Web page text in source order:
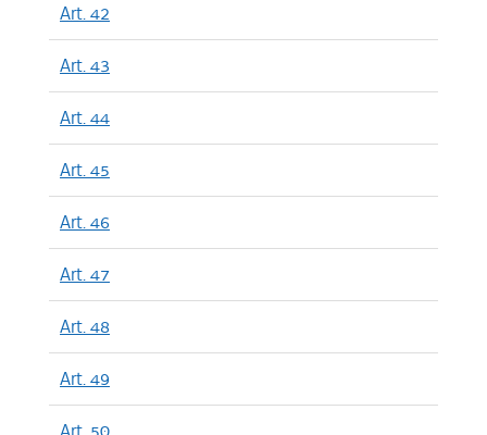
Art. 42
Art. 43
Art. 44
Art. 45
Art. 46
Art. 47
Art. 48
Art. 49